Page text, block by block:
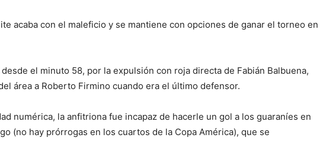
acaba con el maleficio y se mantiene con opciones de ganar el torneo en
el minuto 58, por la expulsión con roja directa de Fabián Balbuena,
área a Roberto Firmino cuando era el último defensor.
numérica, la anfitriona fue incapaz de hacerle un gol a los guaraníes en
(no hay prórrogas en los cuartos de la Copa América), que se